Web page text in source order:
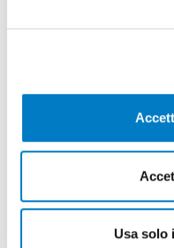
Usa solo
GLI
della
18 - 20
(Australia)
AGQUIP